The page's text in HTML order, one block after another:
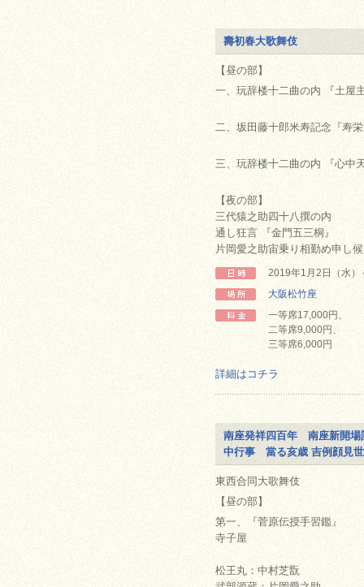
壽初春大歌舞伎
【昼の部】
一、玩辞楼十二曲の内 『土屋
二、坂田藤十郎米寿記念『寿
三、玩辞楼十二曲の内 『心中
【夜の部】
三代猿之助四十八撰の内
通し狂言 『金門五三桐』
片岡愛之助宙乗り相勤め申し候
2019年1月2日（水）
大阪松竹座
一等席17,000円、
二等席9,000円、
三等席6,000円
詳細はコチラ
南座発祥四百年 南座新開
中行事 當る亥歳 吉例顔見
東西合同大歌舞伎
【昼の部】
第一、『菅原伝授手習鑑』
寺子屋
松王丸：中村芝翫